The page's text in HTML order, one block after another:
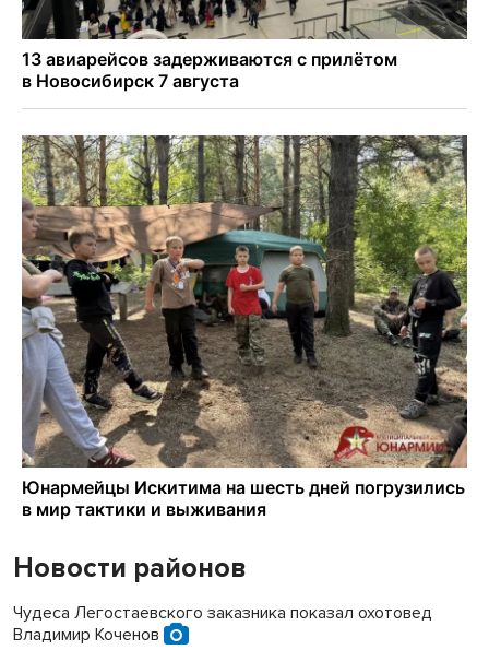
Новости районов
Чудеса Легостаевского заказника показал охотовед
Владимир Коченов